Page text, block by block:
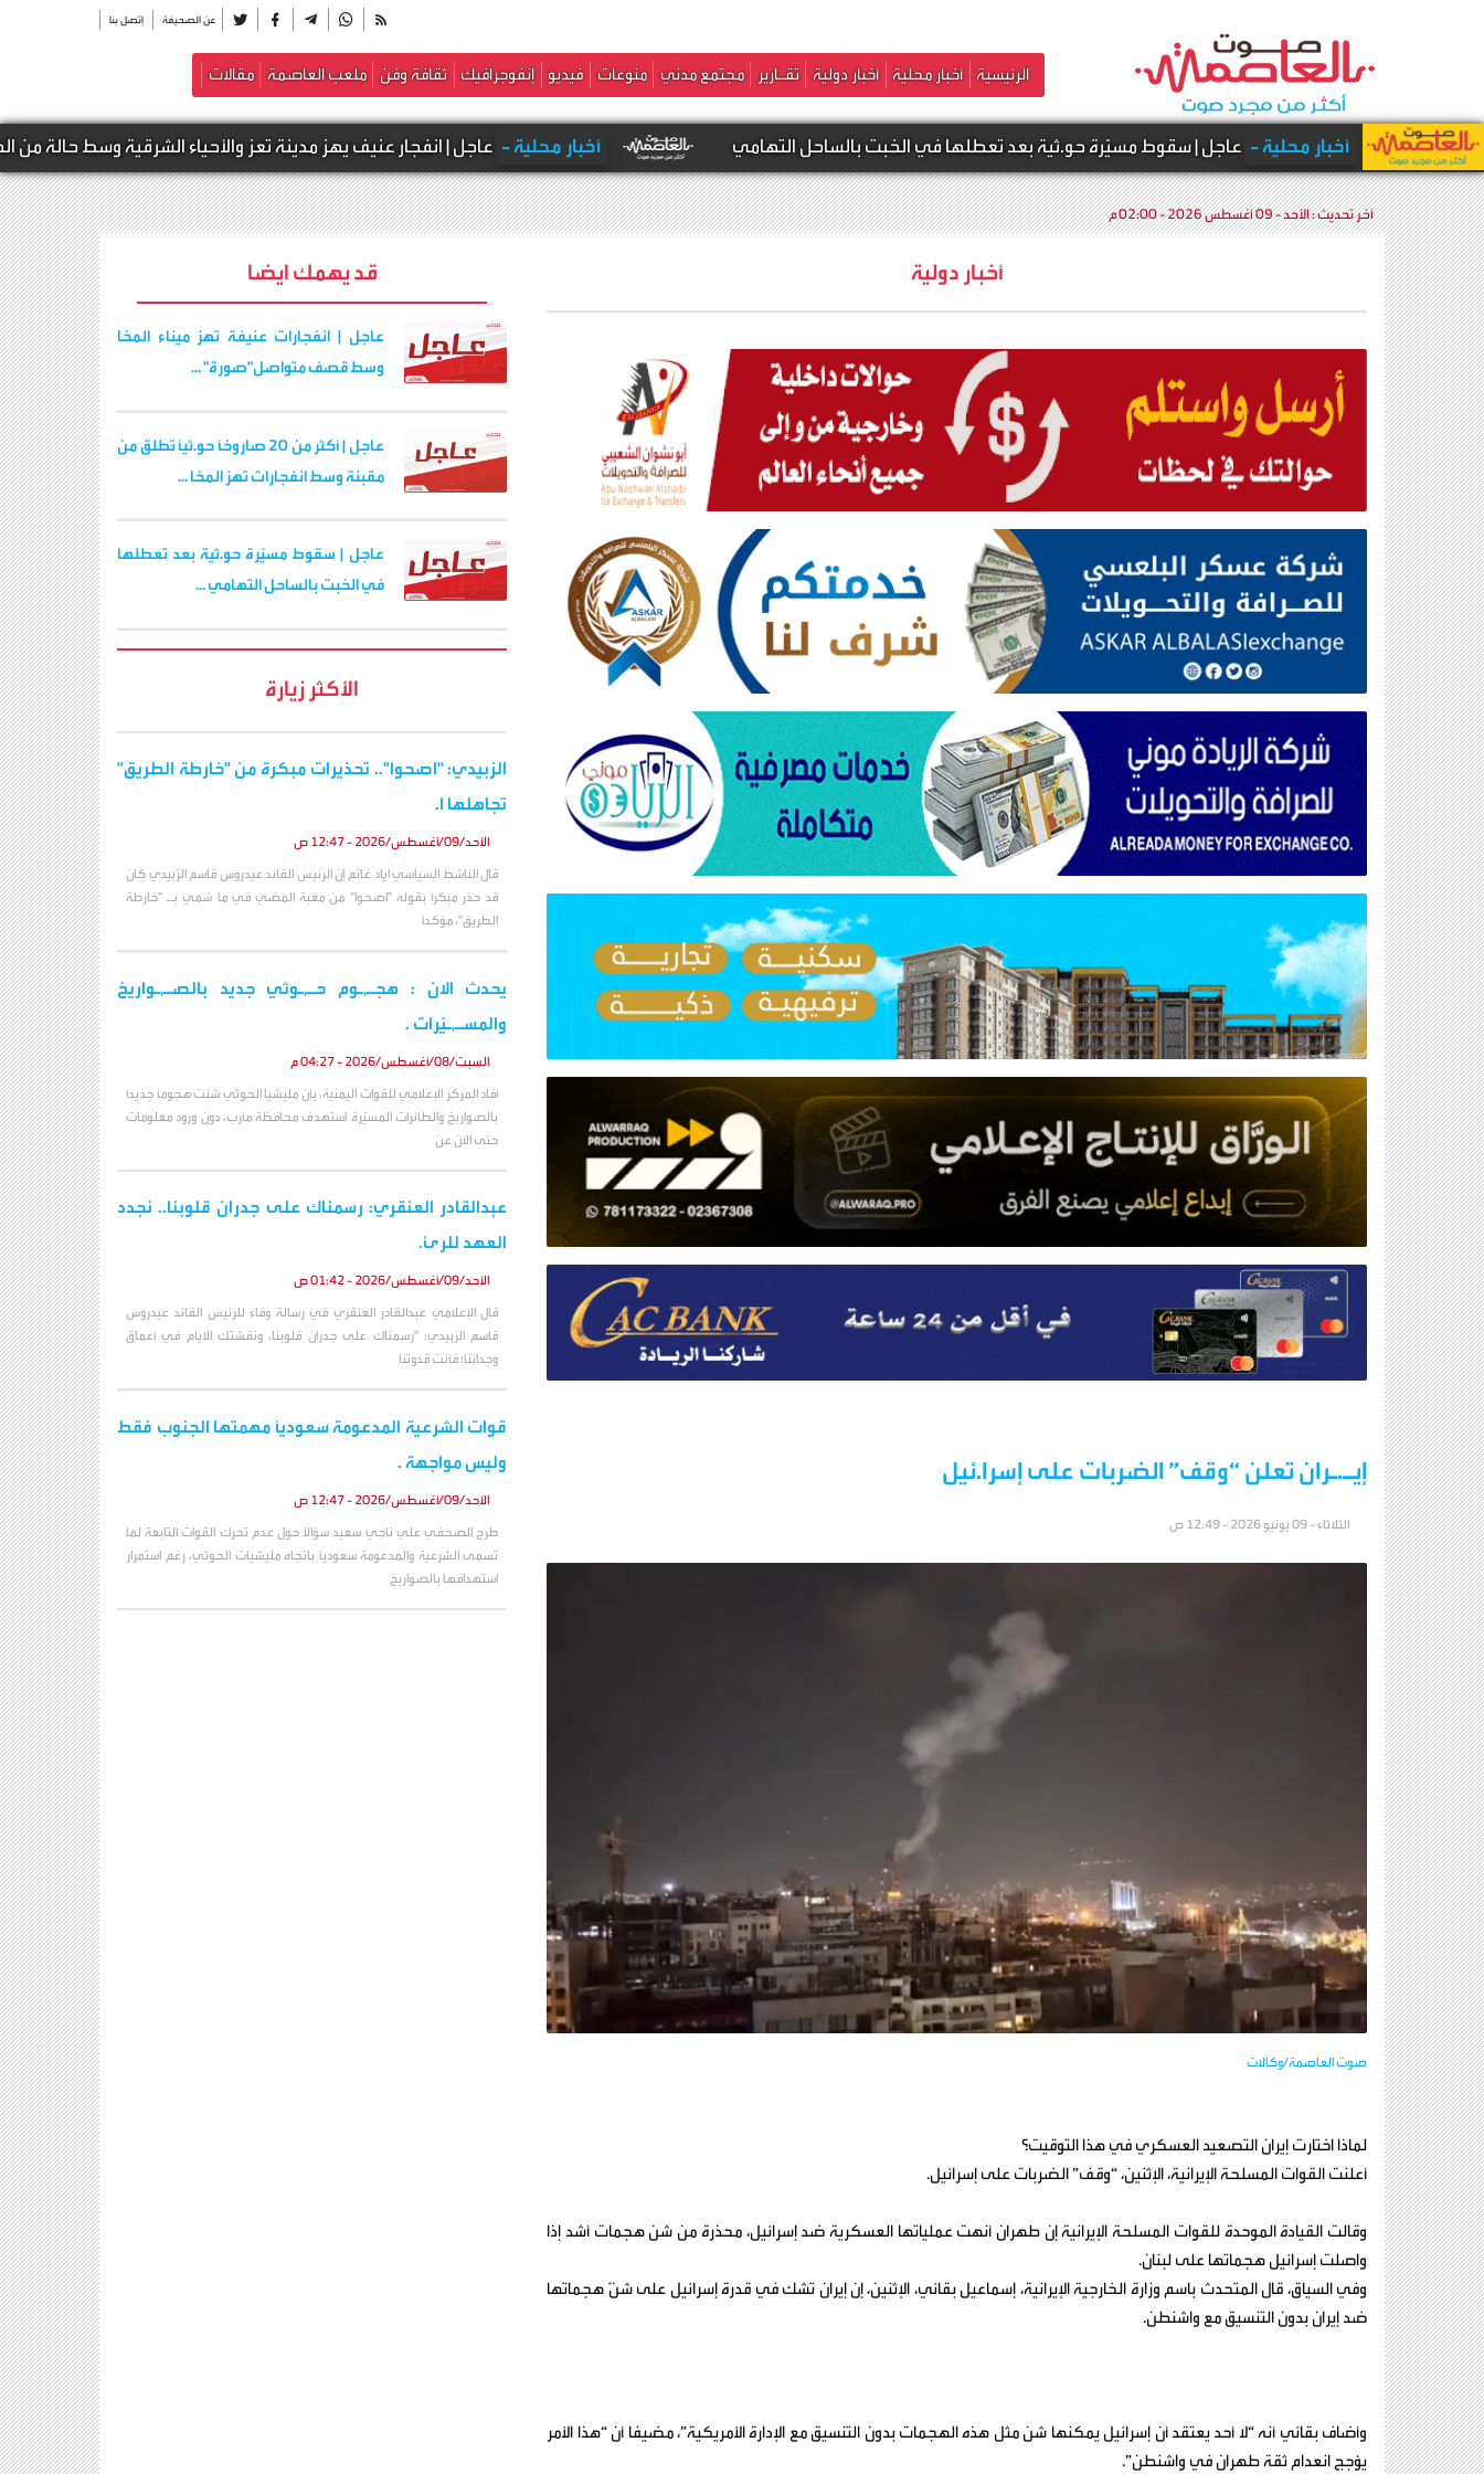
عن الصحيفة إتصل بنا
الرئيسية أخبار محلية أخبار دولية تقـارير مجتمع مدني منوعات فيديو إنفوجرافيك ثقافة وفن ملعب العاصمة مقالات
أخبار محلية - عاجل | سقوط مسيّرة حو.ثية بعد تعطلها في الخبت بالساحل التهامي أخبار محلية - عاجل | انفجار عنيف يهز مدينة تعز والأحياء الشرقية وسط حالة من الهلع
آخر تحديث :الأحد - 09 أغسطس 2026 - 02:00 م
أخبار دولية
إيـ.ـران تعلن “وقف” الضربات على إسرا.ئيل
الثلاثاء - 09 يونيو 2026 - 12:49 ص
صوت العاصمة/وكالات
لماذا اختارت إيران التصعيد العسكري في هذا التوقيت؟
أعلنت القوات المسلحة الإيرانية، الإثنين، “وقف” الضربات على إسرائيل.
⁠وقالت القيادة الموحدة للقوات المسلحة ‌الإيرانية ‌إن ‌طهران أنهت ‌عملياتها ‌العسكرية ⁠ضد إسرائيل، محذرة ⁠من ‌شن ⁠هجمات أشد ⁠إذا
واصلت إسرائيل ⁠هجماتها على لبنان.
وفي السياق، قال المتحدث باسم وزارة الخارجية الإيرانية، إسماعيل بقائي، الإثنين، إن إيران تشك في قدرة إسرائيل على شنّ هجماتها
ضد إيران بدون التنسيق مع واشنطن.
وأضاف بقائي أنه “لا أحد يعتقد أن إسرائيل يمكنها شن مثل هذه الهجمات بدون التنسيق مع الإدارة الأمريكية”، مضيفا أن “هذا الأمر
يؤجج انعدام ثقة طهران في واشنطن”.
قد يهمك ايضا
عاجل | انفجارات عنيفة تهز ميناء المخا
وسط قصف متواصل"صورة" ...
عاجل | أكثر من 20 صاروخًا حو.ثيًا تُطلق من
مقبنة وسط انفجارات تهز المخا ...
عاجل | سقوط مسيّرة حو.ثية بعد تعطلها
في الخبت بالساحل التهامي ...
الأكثر زيارة
الزبيدي: "اصحوا".. تحذيرات مبكرة من "خارطة الطريق"
تجاهلها ا.
الأحد/09/أغسطس/2026 - 12:47 ص
قال الناشط السياسي اياد غانم إن الرئيس القائد عيدروس قاسم الزُبيدي كان
قد حذر مبكراً بقوله "اصحوا" من مغبة المضي في ما سُمي بـ "خارطة
الطريق"، مؤكداً
يحدث الان : هجـ,ـوم حـ,ـوثي جديد بالصـ,ـواريخ
والمسـ,ـيّرات .
السبت/08/أغسطس/2026 - 04:27 م
أفاد المركز الإعلامي للقوات اليمنية، بأن مليشيا الحوثي شنت هجوماً جديداً
بالصواريخ والطائرات المسيّرة استهدف محافظة مأرب، دون ورود معلومات
حتى الآن عن
عبدالقادر العنقري: رسمناك على جدران قلوبنا.. نجدد
العهد للرئ.
الأحد/09/أغسطس/2026 - 01:42 ص
قال الإعلامي عبدالقادر العنقري في رسالة وفاء للرئيس القائد عيدروس
قاسم الزبيدي: "رسمناك على جدران قلوبنا، ونقشتك الأيام في أعماق
وجداننا؛ فأنت قدوتنا
قوات الشرعية المدعومة سعودياً مهمتها الجنوب فقط
وليس مواجهة .
الأحد/09/أغسطس/2026 - 12:47 ص
طرح الصحفي علي ناجي سعيد سؤالاً حول عدم تحرك القوات التابعة لما
تسمى الشرعية والمدعومة سعودياً باتجاه مليشيات الحوثي، رغم استمرار
استهدافها بالصواريخ